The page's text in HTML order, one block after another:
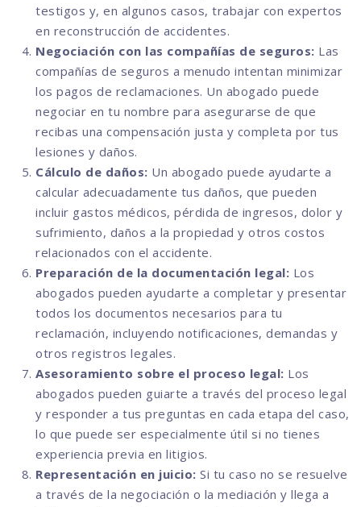
testigos y, en algunos casos, trabajar con expertos
en reconstrucción de accidentes.
Negociación con las compañías de seguros: Las
compañías de seguros a menudo intentan minimizar
los pagos de reclamaciones. Un abogado puede
negociar en tu nombre para asegurarse de que
recibas una compensación justa y completa por tus
lesiones y daños.
Cálculo de daños: Un abogado puede ayudarte a
calcular adecuadamente tus daños, que pueden
incluir gastos médicos, pérdida de ingresos, dolor y
sufrimiento, daños a la propiedad y otros costos
relacionados con el accidente.
Preparación de la documentación legal: Los
abogados pueden ayudarte a completar y presentar
todos los documentos necesarios para tu
reclamación, incluyendo notificaciones, demandas y
otros registros legales.
Asesoramiento sobre el proceso legal: Los
abogados pueden guiarte a través del proceso legal
y responder a tus preguntas en cada etapa del caso,
lo que puede ser especialmente útil si no tienes
experiencia previa en litigios.
Representación en juicio: Si tu caso no se resuelve
a través de la negociación o la mediación y llega a